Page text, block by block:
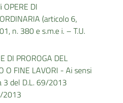
DI
(articolo 6,
n. 380 e s.m.e i. – T.U.
DI PROROGA DEL
O FINE LAVORI - Ai sensi
3 del D.L. 69/2013
2013